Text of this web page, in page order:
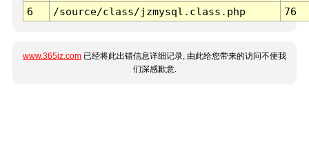
6
/source/class/jzmysql.class.php 76
www.365jz.com 已经将此出错信息详细记录, 由此给您带来的访问不便我
们深感歉意.